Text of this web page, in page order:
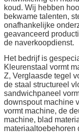
koud. Wij hebben
bekwame talenten,
onafhankelijke
geavanceerd
de naverkoopdienst.
Het bedrijf is
Kleurenstaal vormt
Z, Verglaasde tegel
de staal structureel
sandwichpaneel
downspout machine
vormt machine, de
machine, blad
materiaaltoebehoren